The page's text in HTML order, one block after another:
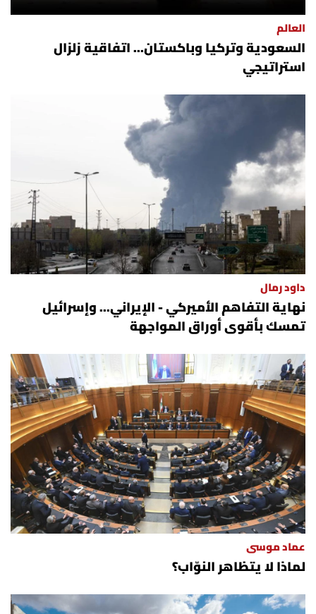
العالم
السعودية وتركيا وباكستان... اتفاقية زلزال
استراتيجي
داود رمال
نهاية التفاهم الأميركي - الإيراني... وإسرائيل
تمسك بأقوى أوراق المواجهة
عماد موسى
لماذا لا يتظاهر النوّاب؟